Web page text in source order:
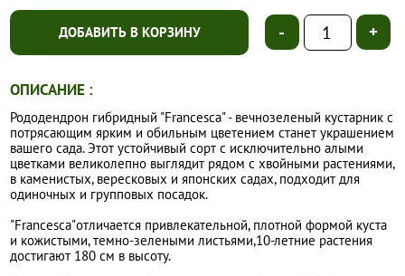
ДОБАВИТЬ В КОРЗИНУ - +
ОПИСАНИЕ :
Рододендрон гибридный "Francesca" - вечнозеленый кустарник с
потрясающим ярким и обильным цветением станет украшением
вашего сада. Этот устойчивый сорт с исключительно алыми
цветками великолепно выглядит рядом с хвойными растениями,
в каменистых, вересковых и японских садах, подходит для
одиночных и групповых посадок.
"Francesca"отличается привлекательной, плотной формой куста
и кожистыми, темно-зелеными листьями,10-летние растения
достигают 180 см в высоту.